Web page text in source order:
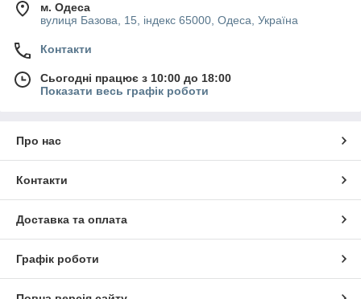
м. Одеса
вулиця Базова, 15, індекс 65000, Одеса, Україна
Контакти
Сьогодні працює з 10:00 до 18:00
Показати весь графік роботи
Про нас
Контакти
Доставка та оплата
Графік роботи